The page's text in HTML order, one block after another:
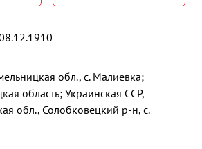
обл., с. Малиевка;
область; Украинская ССР,
обл., Солобковецкий р-н, с.